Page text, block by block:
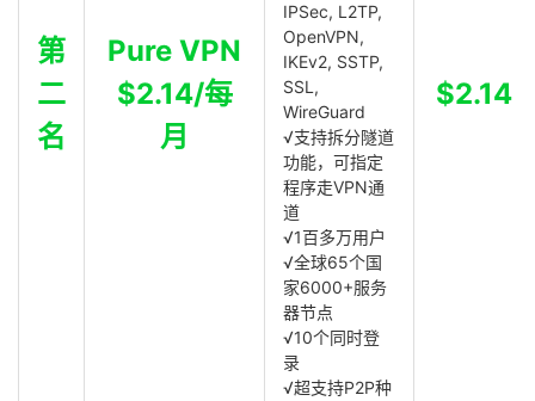
第
二
名
Pure VPN
$2.14/每
月
IPSec, L2TP,
OpenVPN,
IKEv2, SSTP,
SSL,
WireGuard
√支持拆分隧道
功能，可指定
程序走VPN通
道
√1百多万用户
√全球65个国
家6000+服务
器节点
√10个同时登
录
√超支持P2P种
$2.14